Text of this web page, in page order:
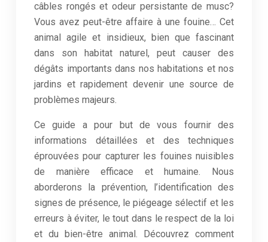
câbles rongés et odeur persistante de musc?
Vous avez peut-être affaire à une fouine… Cet
animal agile et insidieux, bien que fascinant
dans son habitat naturel, peut causer des
dégâts importants dans nos habitations et nos
jardins et rapidement devenir une source de
problèmes majeurs.
Ce guide a pour but de vous fournir des
informations détaillées et des techniques
éprouvées pour capturer les fouines nuisibles
de manière efficace et humaine. Nous
aborderons la prévention, l’identification des
signes de présence, le piégeage sélectif et les
erreurs à éviter, le tout dans le respect de la loi
et du bien-être animal. Découvrez comment